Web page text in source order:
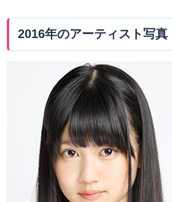
2016年のアーティスト写